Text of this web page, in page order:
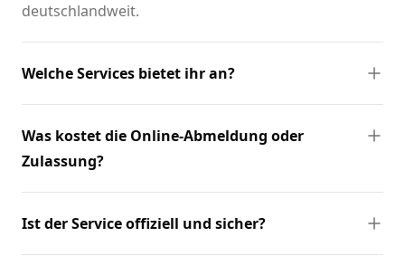
deutschlandweit.
Welche Services bietet ihr an?
Was kostet die Online-Abmeldung oder
Zulassung?
Ist der Service offiziell und sicher?